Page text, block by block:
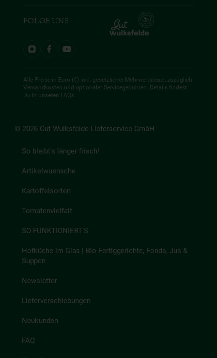
FOLGE UNS
Alle Preise in Euro (€) inkl. gesetzlicher Mehrwertsteuer, zuzüglich
Versandkosten und optionaler Servicegebühren. Details findest
Du in unseren FAQs
© 2026 Gut Wulksfelde Lieferservice GmbH
So bleibt's länger frisch!
Artikelwuensche
Kartoffelsorten
Tomatenvielfalt
SO FUNKTIONIERT'S
Hofküche im Glas | Bio-Fertiggerichte, Fonds, Jus &
Suppen
Newsletter
Lieferverschiebungen
Neukunden
FAQ